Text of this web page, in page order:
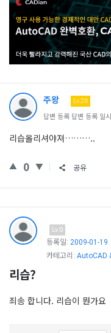
주왕 Lv.26
답변 등록 답변 등록
리습올리셔야져………..
0 공유
Lv.0
등록일: 2009-01-19
카테고리: AutoCAD
리습?
죄송 합니다. 리습이 뭔가요